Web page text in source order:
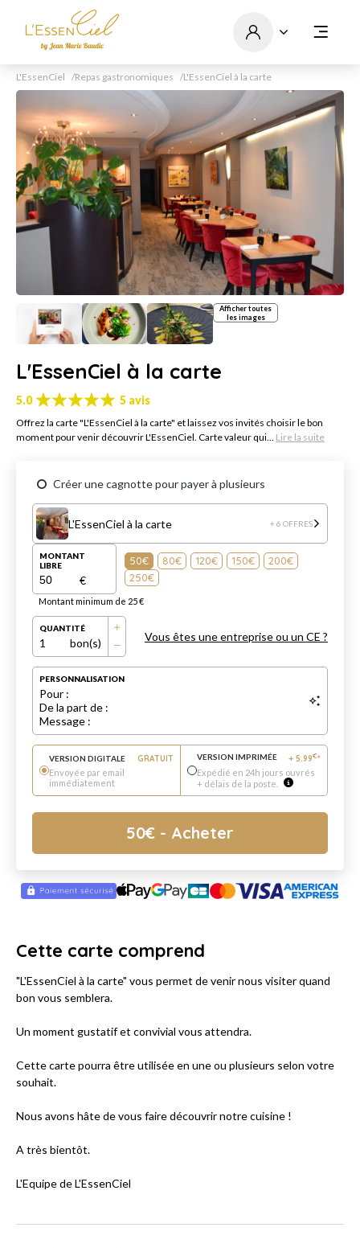
L'EssenCiel Repas gastronomiques L'EssenCiel à la carte
Afficher toutes
les images
L'EssenCiel à la carte
5.0 5 avis
Offrez la carte "L'EssenCiel à la carte" et laissez vos invités choisir le bon
moment pour venir découvrir L'EssenCiel. Carte valeur qui... Lire la suite
Créer une cagnotte pour payer à plusieurs
L'EssenCiel à la carte + 6 OFFRES
MONTANT
LIBRE
€
50€ 80€ 120€ 150€
200€
250€
Montant minimum de 25 €
QUANTITÉ
1 bon(s) Vous êtes une entreprise ou un CE ?
PERSONNALISATION
Pour :
De la part de :
Message :
VERSION DIGITALE
GRATUIT
Envoyée par email
immédiatement
VERSION IMPRIMÉE + 5.99€*
Expédié en 24h jours ouvrés
+ délais de la poste.
50€ - Acheter
Cette carte comprend
"L'EssenCiel à la carte" vous permet de venir nous visiter quand
bon vous semblera.
Un moment gustatif et convivial vous attendra.
Cette carte pourra être utilisée en une ou plusieurs selon votre
souhait.
Nous avons hâte de vous faire découvrir notre cuisine !
A très bientôt.
L'Equipe de L'EssenCiel